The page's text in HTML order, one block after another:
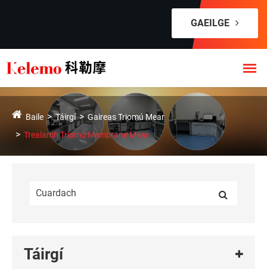
GAEILGE
Baile Táirgí
Gaireas Triomú Mear
Trealamh Triomú Membrane Mear
Táirgí